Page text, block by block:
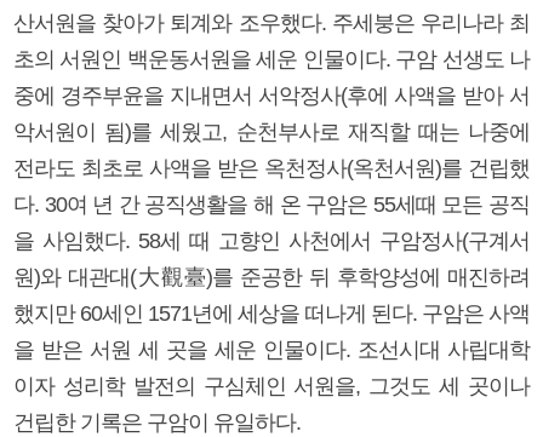
산서원을 찾아가 퇴계와 조우했다. 주세붕은 우리나라 최
초의 서원인 백운동서원을 세운 인물이다. 구암 선생도 나
중에 경주부윤을 지내면서 서악정사(후에 사액을 받아 서
악서원이 됨)를 세웠고, 순천부사로 재직할 때는 나중에
전라도 최초로 사액을 받은 옥천정사(옥천서원)를 건립했
다. 30여 년 간 공직생활을 해 온 구암은 55세때 모든 공직
을 사임했다. 58세 때 고향인 사천에서 구암정사(구계서
원)와 대관대(大觀臺)를 준공한 뒤 후학양성에 매진하려
했지만 60세인 1571년에 세상을 떠나게 된다. 구암은 사액
을 받은 서원 세 곳을 세운 인물이다. 조선시대 사립대학
이자 성리학 발전의 구심체인 서원을, 그것도 세 곳이나
건립한 기록은 구암이 유일하다.